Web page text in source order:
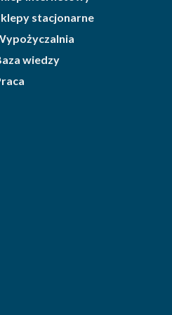
Sklepy stacjonarne
Wypożyczalnia
Baza wiedzy
Praca